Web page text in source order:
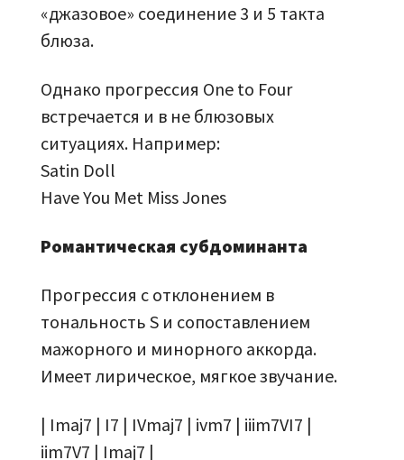
«джазовое» соединение 3 и 5 такта
блюза.
Однако прогрессия One to Four
встречается и в не блюзовых
ситуациях. Например:
Satin Doll
Have You Met Miss Jones
Романтическая субдоминанта
Прогрессия с отклонением в
тональность S и сопоставлением
мажорного и минорного аккорда.
Имеет лирическое, мягкое звучание.
| Imaj7 | I7 | IVmaj7 | ivm7 | iiim7VI7 |
iim7V7 | Imaj7 |